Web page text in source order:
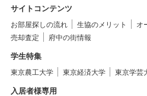
サイトコンテンツ
お部屋探しの流れ 生協のメリット オ
売却査定
府中の街情報
学生特集
東京農工大学 東京経済大学 東京学芸
入居者様専用